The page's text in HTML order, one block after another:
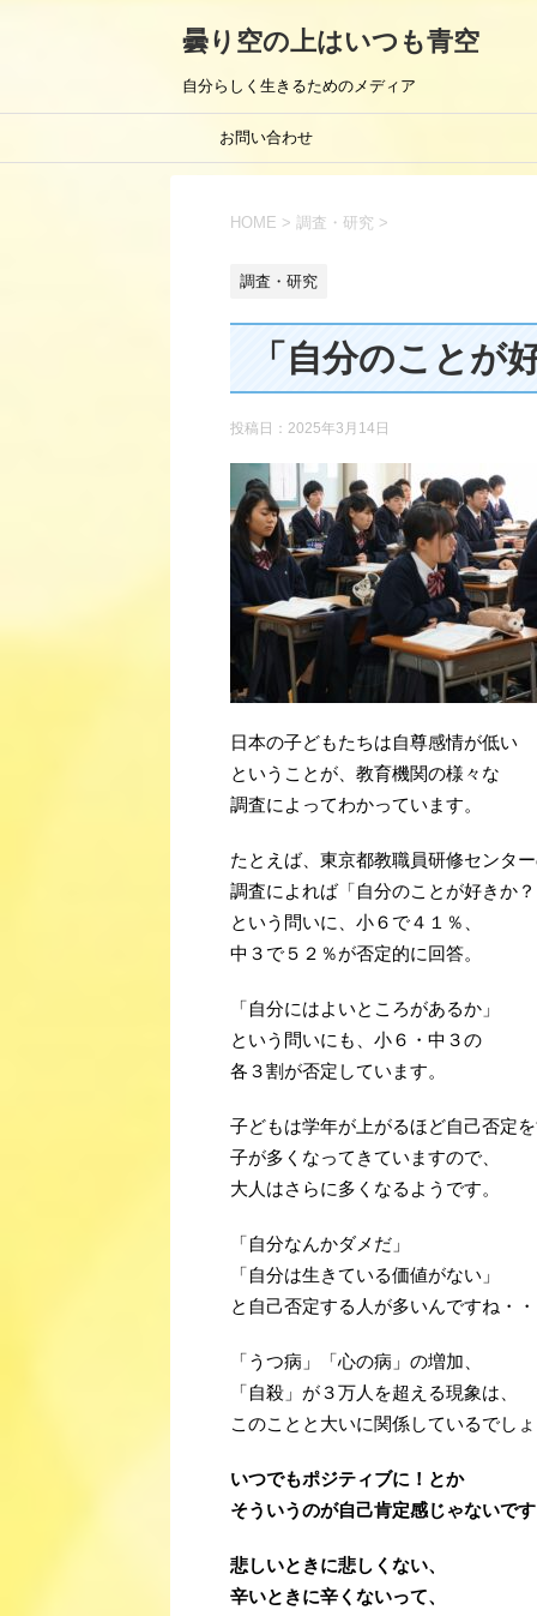
曇り空の上はいつも青空
自分らしく生きるためのメディア
お問い合わせ
HOME > 調査・研究 >
調査・研究
「自分のことが
投稿日： 2025年3月14日
日本の子どもたちは自尊感情が低い
ということが、教育機関の様々な
調査によってわかっています。
たとえば、東京都教職員研修センタ
調査によれば「自分のことが好きか
という問いに、小６で４１％、
中３で５２％が否定的に回答。
「自分にはよいところがあるか」
という問いにも、小６・中３の
各３割が否定しています。
子どもは学年が上がるほど自己否定
子が多くなってきていますので、
大人はさらに多くなるようです。
「自分なんかダメだ」
「自分は生きている価値がない」
と自己否定する人が多いんですね・
「うつ病」「心の病」の増加、
「自殺」が３万人を超える現象は、
このことと大いに関係しているでし
いつでもポジティブに！ とか
そういうのが自己肯定感じゃないで
悲しいときに悲しくない、
辛いときに辛くないって、